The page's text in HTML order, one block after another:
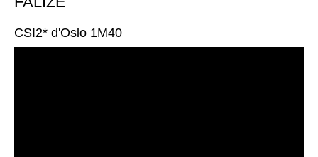
CSI2* d'Oslo 1M40